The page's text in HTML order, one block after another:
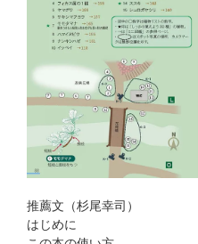
推薦文（杉尾幸司）
はじめに